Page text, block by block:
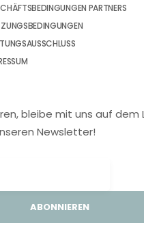
PARTNERS
bleibe mit uns auf dem
Newsletter!
ABONNIEREN